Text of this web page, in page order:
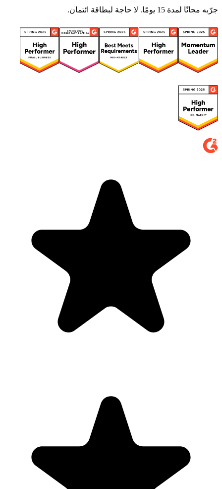
جرّبه مجانًا لمدة 15 يومًا. لا حاجة لبطاقة ائتمان.